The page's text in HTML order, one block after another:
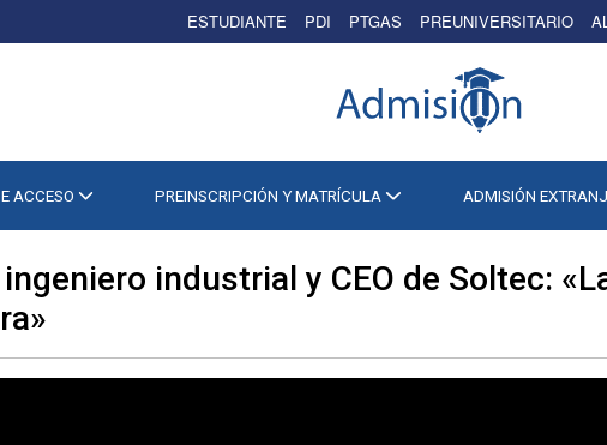
ESTUDIANTE PDI PTGAS PREUNIVERSITARIO
ACCESO PREINSCRIPCIÓN Y MATRÍCULA ADMISIÓN
industrial y CEO de Soltec: